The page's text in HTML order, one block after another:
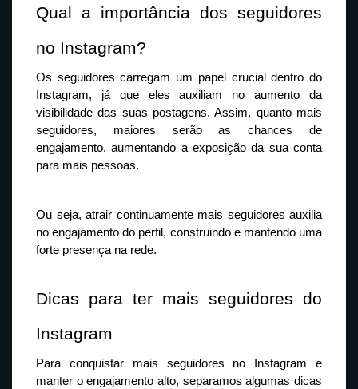
Qual a importância dos seguidores
no Instagram?
Os seguidores carregam um papel crucial dentro do
Instagram, já que eles auxiliam no aumento da
visibilidade das suas postagens. Assim, quanto mais
seguidores, maiores serão as chances de
engajamento, aumentando a exposição da sua conta
para mais pessoas.
Ou seja, atrair continuamente mais seguidores auxilia
no engajamento do perfil, construindo e mantendo uma
forte presença na rede.
Dicas para ter mais seguidores do
Instagram
Para conquistar mais seguidores no Instagram e
manter o engajamento alto, separamos algumas dicas